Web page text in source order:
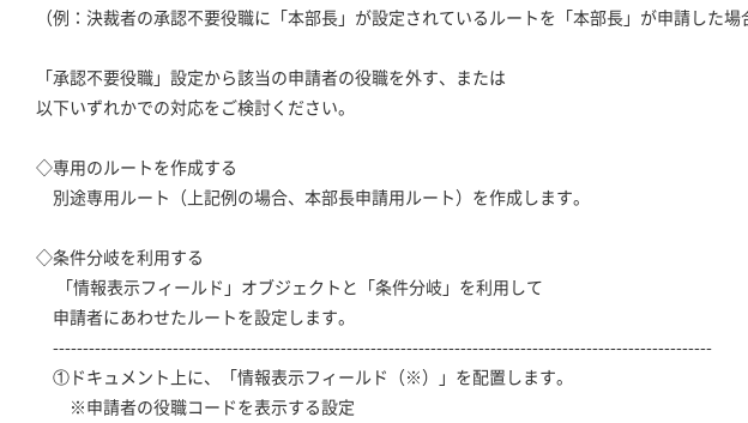
（例：決裁者の承認不要役職に「本部長」が設定されているルートを「本部長」が申請した場
「承認不要役職」設定から該当の申請者の役職を外す、または
以下いずれかでの対応をご検討ください。
◇専用のルートを作成する
別途専用ルート（上記例の場合、本部長申請用ルート）を作成します。
◇条件分岐を利用する
「情報表示フィールド」オブジェクトと「条件分岐」を利用して
申請者にあわせたルートを設定します。
--------------------------------------------------------------------------------------------------------------
①ドキュメント上に、「情報表示フィールド（※）」を配置します。
※申請者の役職コードを表示する設定